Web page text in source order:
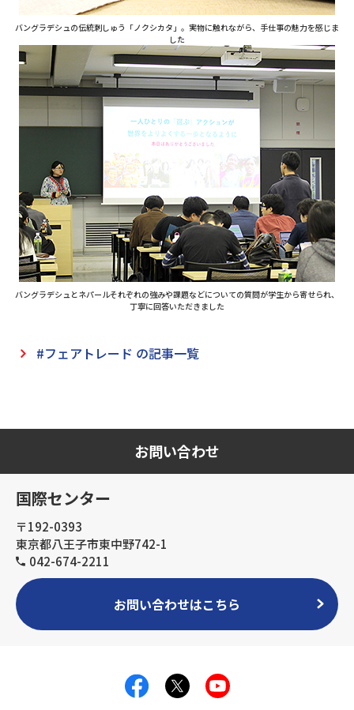
バングラデシュの伝統刺しゅう「ノクシカタ」。実物に触れながら、手仕事の魅力を感じま
した
バングラデシュとネパールそれぞれの強みや課題などについての質問が学生から寄せられ、
丁寧に回答いただきました
#フェアトレード の記事一覧
お問い合わせ
国際センター
〒192-0393
東京都八王子市東中野742-1
042-674-2211
お問い合わせはこちら